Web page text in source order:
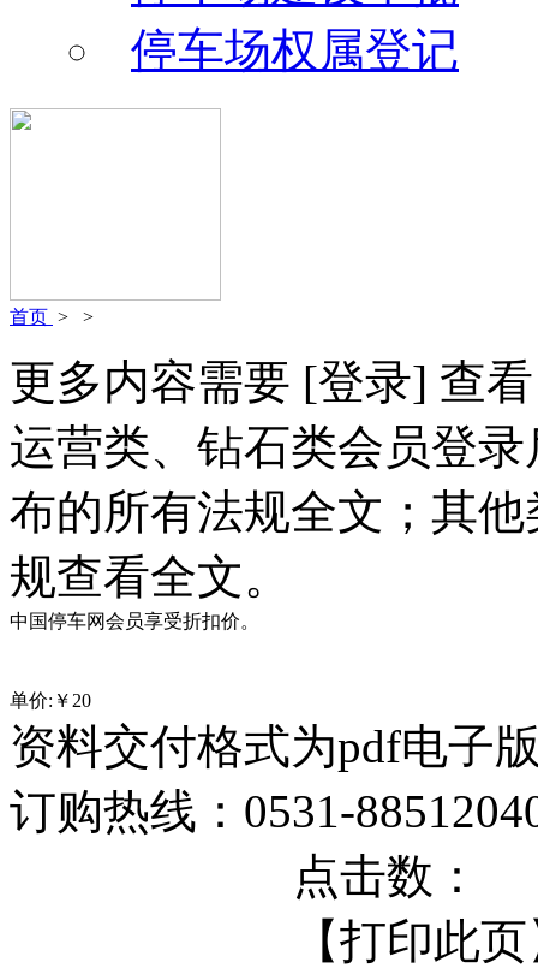
停车场权属登记
首页 > >
更多内容需要 [登录] 查
运营类、钻石类会员登
布的所有法规全文；其
规查看全文。
中国停车网会员享受折扣价。
单价:￥ 20
资料交付格式为pdf电子
订购热线：0531-
点击数：
【打印此